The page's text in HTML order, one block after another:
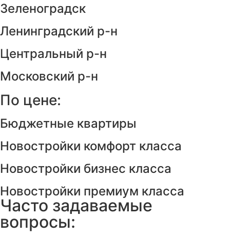
Зеленоградск
Ленинградский р-н
Центральный р-н
Московский р-н
По цене:
Бюджетные квартиры
Новостройки комфорт класса
Новостройки бизнес класса
Новостройки премиум класса
Часто задаваемые
вопросы: